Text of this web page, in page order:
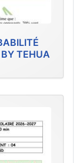
TEHUA